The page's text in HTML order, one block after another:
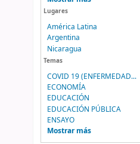
Lugares
América Latina
Argentina
Nicaragua
Temas
COVID 19 (ENFERMEDAD...
ECONOMÍA
EDUCACIÓN
EDUCACIÓN PÚBLICA
ENSAYO
Mostrar más